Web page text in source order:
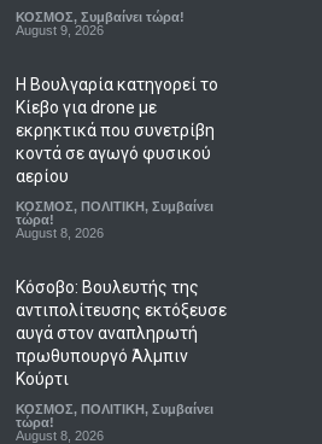
ΚΟΣΜΟΣ, Συμβαίνει τώρα!
August 9, 2026
Η Βουλγαρία κατηγορεί το
Κίεβο για drone με
εκρηκτικά που συνετρίβη
κοντά σε αγωγό φυσικού
αερίου
ΚΟΣΜΟΣ, ΠΟΛΙΤΙΚΗ, Συμβαίνει
τώρα!
August 8, 2026
Κόσοβο: Βουλευτής της
αντιπολίτευσης εκτόξευσε
αυγά στον αναπληρωτή
πρωθυπουργό Άλμπιν
Κούρτι
ΚΟΣΜΟΣ, ΠΟΛΙΤΙΚΗ, Συμβαίνει
τώρα!
August 8, 2026